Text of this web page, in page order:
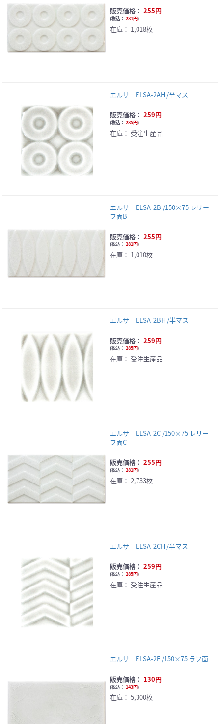
販売価格： 255円
(税込： 281円)
在庫： 1,018枚
エルサ ELSA-2AH /半マス
販売価格： 259円
(税込： 285円)
在庫： 受注生産品
エルサ ELSA-2B /150×75 レリー
フ面B
販売価格： 255円
(税込： 281円)
在庫： 1,010枚
エルサ ELSA-2BH /半マス
販売価格： 259円
(税込： 285円)
在庫： 受注生産品
エルサ ELSA-2C /150×75 レリー
フ面C
販売価格： 255円
(税込： 281円)
在庫： 2,733枚
エルサ ELSA-2CH /半マス
販売価格： 259円
(税込： 285円)
在庫： 受注生産品
エルサ ELSA-2F /150×75 ラフ面
販売価格： 130円
(税込： 143円)
在庫： 5,300枚